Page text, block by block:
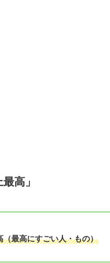
高」
最高にすごい人・もの）